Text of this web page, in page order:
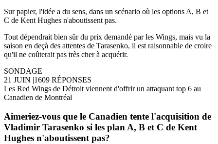
Sur papier, l'idée a du sens, dans un scénario où les options A, B et
C de Kent Hughes n'aboutissent pas.
Tout dépendrait bien sûr du prix demandé par les Wings, mais vu la
saison en deçà des attentes de Tarasenko, il est raisonnable de croire
qu'il ne coûterait pas très cher à acquérir.
SONDAGE
21 JUIN |1609 RÉPONSES
Les Red Wings de Détroit viennent d'offrir un attaquant top 6 au
Canadien de Montréal
Aimeriez-vous que le Canadien tente l'acquisition de
Vladimir Tarasenko si les plan A, B et C de Kent
Hughes n'aboutissent pas?